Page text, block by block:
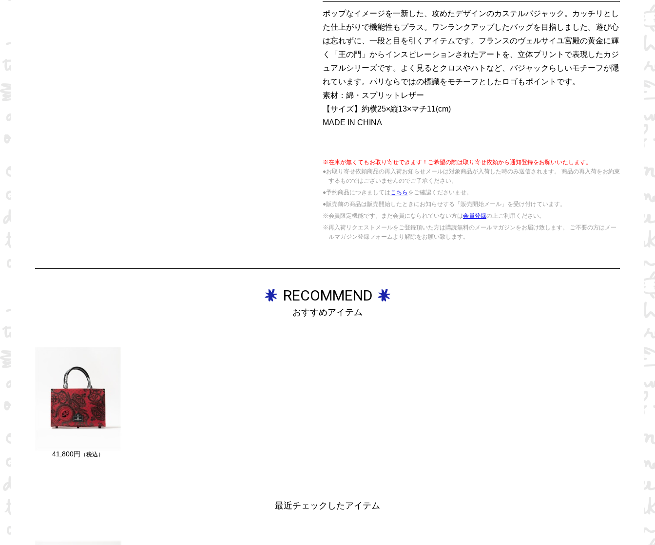
ポップなイメージを一新した、攻めたデザインのカステルバジャック。カッチリとし
た仕上がりで機能性もプラス。ワンランクアップしたバッグを目指しました。遊び心
は忘れずに、一段と目を引くアイテムです。フランスのヴェルサイユ宮殿の黄金に輝
く「王の門」からインスピレーションされたアートを、立体プリントで表現したカジ
ュアルシリーズです。よく見るとクロスやハトなど、バジャックらしいモチーフが隠
れています。パリならではの標識をモチーフとしたロゴもポイントです。
素材：綿・スプリットレザー
【サイズ】約横25×縦13×マチ11(cm)
MADE IN CHINA
※在庫が無くてもお取り寄せできます！ご希望の際は取り寄せ依頼から通知登録をお願いいたします。
●お取り寄せ依頼商品の再入荷お知らせメールは対象商品が入荷した時のみ送信されます。 商品の再入荷をお約束
するものではございませんのでご了承ください。
●予約商品につきましてはこちら をご確認くださいませ。
●販売前の商品は販売開始したときにお知らせする「販売開始メール」を受け付けています。
※会員限定機能です。まだ会員になられていない方は会員登録の上ご利用ください。
※再入荷リクエストメールをご登録頂いた方は購読無料のメールマガジンをお届け致します。 ご不要の方はメー
ルマガジン登録フォームより解除をお願い致します。
RECOMMEND
おすすめアイテム
41,800円 （税込）
最近チェックしたアイテム